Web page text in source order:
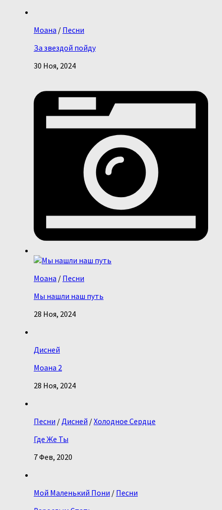
Моана / Песни
За звездой пойду
30 Ноя, 2024
Моана / Песни
Мы нашли наш путь
28 Ноя, 2024
Дисней
Моана 2
28 Ноя, 2024
Песни /Дисней /Холодное Сердце
Где Же Ты
7 Фев, 2020
Мой Маленький Пони / Песни